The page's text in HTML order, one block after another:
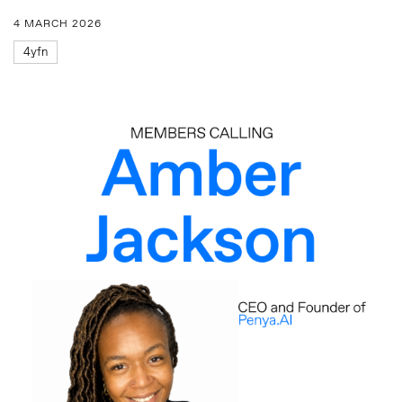
4 MARCH 2026
4yfn